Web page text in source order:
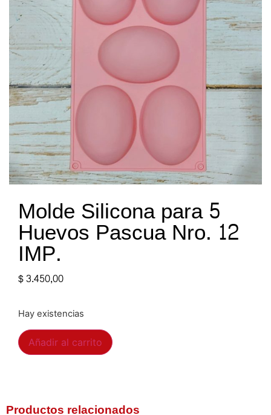
Molde Silicona para 5
Huevos Pascua Nro. 12
IMP.
$3.450,00
Hay existencias
Añadir al carrito
Productos relacionados